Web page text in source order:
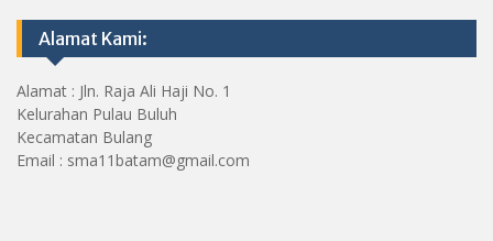
Alamat Kami:
Alamat : Jln. Raja Ali Haji No. 1
Kelurahan Pulau Buluh
Kecamatan Bulang
Email : sma11batam@gmail.com